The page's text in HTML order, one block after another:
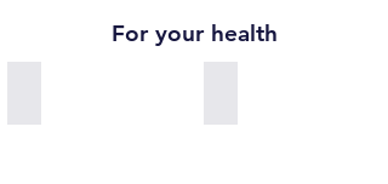
For your health